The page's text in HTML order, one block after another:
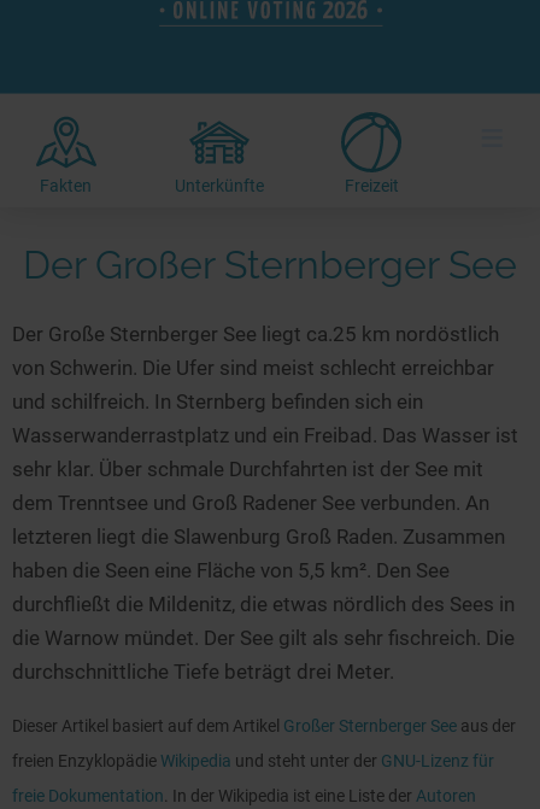
Radtouren am See
Kitesurfen
Kanu- & Kajaktouren
Badeseen in Deutschland
Wellness am See
Romantik Hotels
Urlaub an der Küste
Unterkünfte
Hotels am See
Ferienwohnungen
Camping
Kanu- & Kajak-Urlaub
Bikeurlaub
Auszeit & Wellness
Camping am See
Top-Hotels
Familienhotels
Wellness-Hotels
Biohotels
Ausgefallenes
Häuser auf dem Wasser
Hundefreundliche Unterkünfte
Glamping
Seen in Deutschland
Seen in Europa
Überwachte Badestellen
Unsere See-Highlights
Deutschlands schönste Seen
Top Seen nach Bundesländern
Top Seen nach Regionen
Deutschlands Lieblingsseen
Seen in Europa
Schweiz
Frankreich
Niederlande
Schweden
Norwegen
Fakten Unterkünfte Freizeit
Der Großer Sternberger See
Der Große Sternberger See liegt ca.25 km nordöstlich
von Schwerin. Die Ufer sind meist schlecht erreichbar
und schilfreich. In Sternberg befinden sich ein
Wasserwanderrastplatz und ein Freibad. Das Wasser ist
sehr klar. Über schmale Durchfahrten ist der See mit
dem Trenntsee und Groß Radener See verbunden. An
letzteren liegt die Slawenburg Groß Raden. Zusammen
haben die Seen eine Fläche von 5,5 km². Den See
durchfließt die Mildenitz, die etwas nördlich des Sees in
die Warnow mündet. Der See gilt als sehr fischreich. Die
durchschnittliche Tiefe beträgt drei Meter.
Dieser Artikel basiert auf dem Artikel Großer Sternberger See aus der
freien Enzyklopädie Wikipedia und steht unter der GNU-Lizenz für
freie Dokumentation . In der Wikipedia ist eine Liste der Autoren